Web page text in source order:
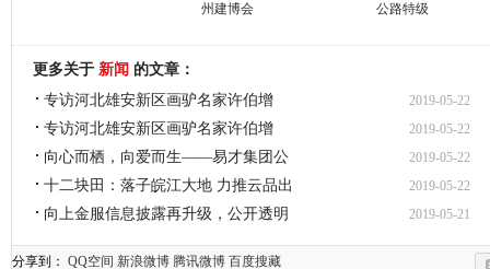
州建博会
公路特级
更多关于 新闻 的文章：
专访河北雄安新区画驴名家许伯增
2019-05-22
专访河北雄安新区画驴名家许伯增 2019-05-22
向心而栖，向爱而生——易才集团公 2019-05-22
十二块田：落子皖江大地 力推云品出 2019-05-22
向上金服信息披露再升级，公开透明 2019-05-21
分享到： QQ空间 新浪微博 腾讯微博 百度搜藏